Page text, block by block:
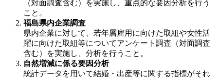
（対面調査含む）を実施し、重点的な要因分析を行う
こと。
福島県内企業調査
県内企業に対して、若年層雇用に向けた取組や女性活
躍に向けた取組等についてアンケート調査（対面調査
含む）を実施し、分析を行うこと。
自然増減に係る要因分析
統計データを用いて結婚・出産等に関する指標がそれ